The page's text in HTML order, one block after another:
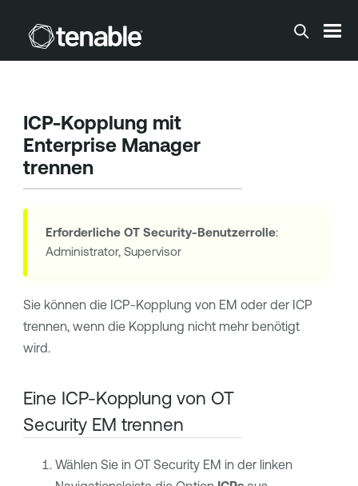
Zum Hauptinhalt springen
ICP-Kopplung mit
Enterprise Manager
trennen
Erforderliche OT Security-Benutzerrolle:
Administrator, Supervisor
Sie können die ICP-Kopplung von EM oder der ICP
trennen, wenn die Kopplung nicht mehr benötigt
wird.
Eine ICP-Kopplung von OT
Security EM trennen
Wählen Sie in OT Security EM in der linken